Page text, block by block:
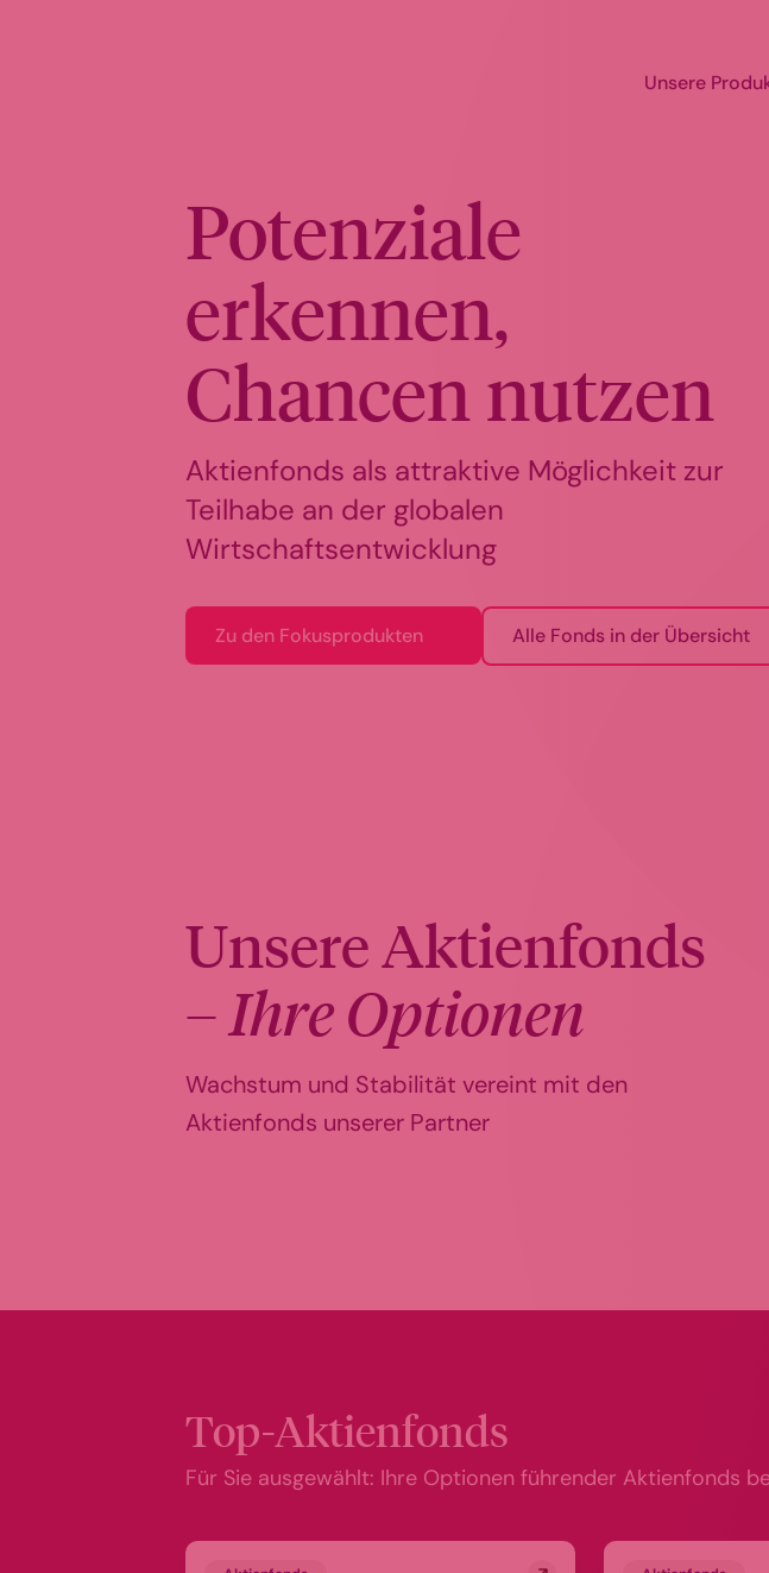
Unsere
Potenziale
erkennen,
Chancen nutzen
Aktienfonds als attraktive Möglichkeit zur
Teilhabe an der globalen
Wirtschaftsentwicklung
Zu den Fokusprodukten Alle Fonds in der Übersicht
Unsere Aktienfonds
–Ihre Optionen
Wachstum und Stabilität vereint mit den
Aktienfonds unserer Partner
Top-Aktienfonds
Für Sie ausgewählt: Ihre Optionen führender Aktienfonds